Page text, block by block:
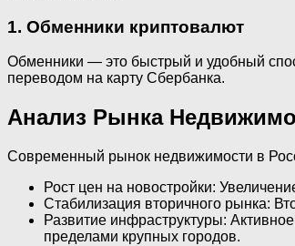
1. Обменники криптовалют
Обменники — это быстрый и удобный
переводом на карту Сбербанка.
Анализ Рынка
Современный рынок недвижимости в
Рост цен на новостройки:
Стабилизация вторичного рынка:
Развитие инфраструктуры:
пределами крупных городов.